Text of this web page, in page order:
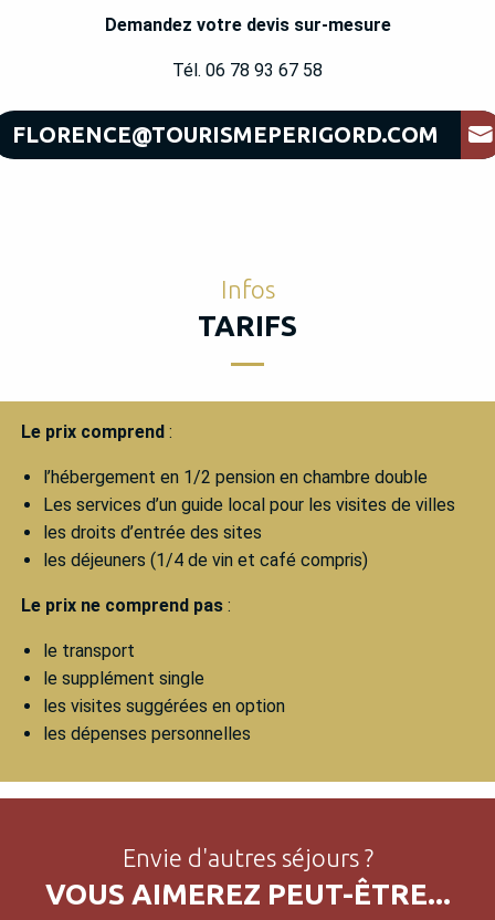
Demandez votre devis sur-mesure
Tél. 06 78 93 67 58
FLORENCE@TOURISMEPERIGORD.COM
Infos
TARIFS
Le prix comprend :
l’hébergement en 1/2 pension en chambre double
Les services d’un guide local pour les visites de villes
les droits d’entrée des sites
les déjeuners (1/4 de vin et café compris)
Le prix ne comprend pas :
le transport
le supplément single
les visites suggérées en option
les dépenses personnelles
Envie d'autres séjours ?
VOUS AIMEREZ PEUT-ÊTRE...